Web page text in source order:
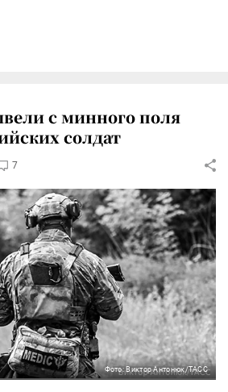
с минного поля
солдат
7
Фото: Виктор Антонюк/ТАСС